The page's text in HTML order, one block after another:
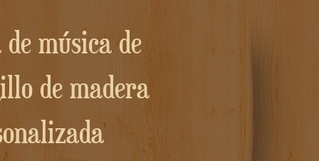
de madera